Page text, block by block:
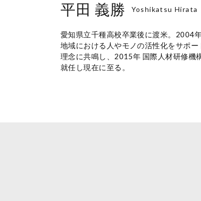
平⽥ 義勝 Yoshikatsu Hirata
愛知県⽴千種⾼校卒業後に渡⽶。2004
地域における⼈やモノの活性化をサポ
理念に共鳴し、2015年 国際⼈材研修機
就任し現在に⾄る。